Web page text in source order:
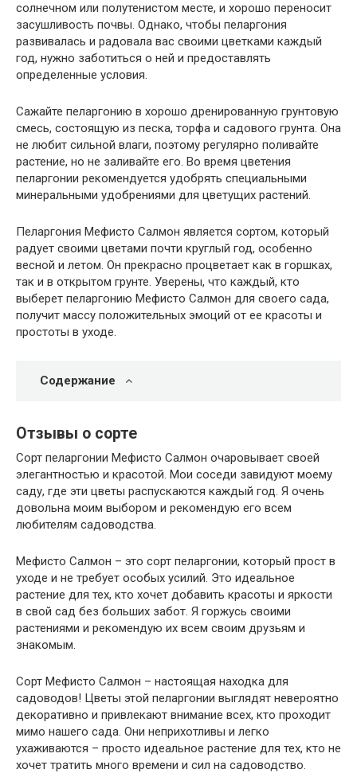
солнечном или полутенистом месте, и хорошо переносит
засушливость почвы. Однако, чтобы пеларгония
развивалась и радовала вас своими цветками каждый
год, нужно заботиться о ней и предоставлять
определенные условия.
Сажайте пеларгонию в хорошо дренированную грунтовую
смесь, состоящую из песка, торфа и садового грунта. Она
не любит сильной влаги, поэтому регулярно поливайте
растение, но не заливайте его. Во время цветения
пеларгонии рекомендуется удобрять специальными
минеральными удобрениями для цветущих растений.
Пеларгония Мефисто Салмон является сортом, который
радует своими цветами почти круглый год, особенно
весной и летом. Он прекрасно процветает как в горшках,
так и в открытом грунте. Уверены, что каждый, кто
выберет пеларгонию Мефисто Салмон для своего сада,
получит массу положительных эмоций от ее красоты и
простоты в уходе.
Содержание
Отзывы о сорте
Сорт пеларгонии Мефисто Салмон очаровывает своей
элегантностью и красотой. Мои соседи завидуют моему
саду, где эти цветы распускаются каждый год. Я очень
довольна моим выбором и рекомендую его всем
любителям садоводства.
Мефисто Салмон – это сорт пеларгонии, который прост в
уходе и не требует особых усилий. Это идеальное
растение для тех, кто хочет добавить красоты и яркости
в свой сад без больших забот. Я горжусь своими
растениями и рекомендую их всем своим друзьям и
знакомым.
Сорт Мефисто Салмон – настоящая находка для
садоводов! Цветы этой пеларгонии выглядят невероятно
декоративно и привлекают внимание всех, кто проходит
мимо нашего сада. Они неприхотливы и легко
ухаживаются – просто идеальное растение для тех, кто не
хочет тратить много времени и сил на садоводство.